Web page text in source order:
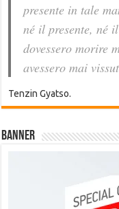
presente in tale
né il presente, né
dovessero morire
avessero mai
Tenzin Gyatso.
Banner